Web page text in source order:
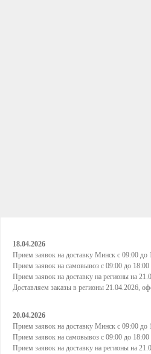
18.04.2026
Прием заявок на доставку Минск с 09:00 до
Прием заявок на самовывоз с 09:00 до 18:00
Прием заявок на доставку на регионы на
Доставляем заказы в регионы 21.04.2026,
20.04.2026
Прием заявок на доставку Минск с 09:00 до
Прием заявок на самовывоз с 09:00 до 18:00
Прием заявок на доставку на регионы на